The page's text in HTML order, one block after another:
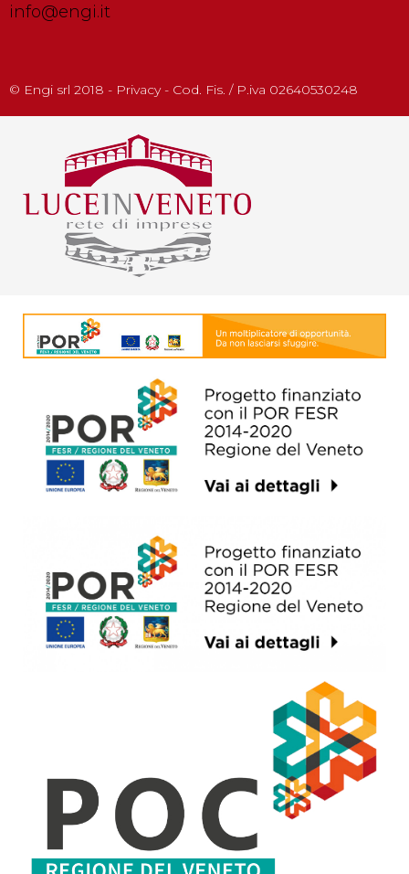
info@engi.it
© Engi srl 2018 - Privacy - Cod. Fis. / P.iva 02640530248